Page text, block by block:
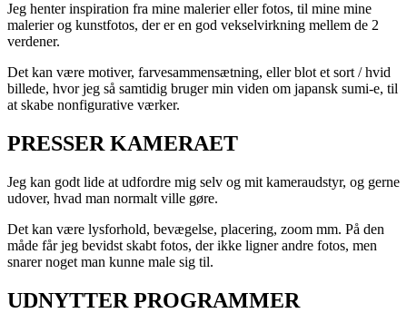
Jeg henter inspiration fra mine malerier eller fotos, til mine mine
malerier og kunstfotos, der er en god vekselvirkning mellem de 2
verdener.
Det kan være motiver, farvesammensætning, eller blot et sort / hvid
billede, hvor jeg så samtidig bruger min viden om japansk sumi-e, til
at skabe nonfigurative værker.
PRESSER KAMERAET
Jeg kan godt lide at udfordre mig selv og mit kameraudstyr, og gerne
udover, hvad man normalt ville gøre.
Det kan være lysforhold, bevægelse, placering, zoom mm. På den
måde får jeg bevidst skabt fotos, der ikke ligner andre fotos, men
snarer noget man kunne male sig til.
UDNYTTER PROGRAMMER